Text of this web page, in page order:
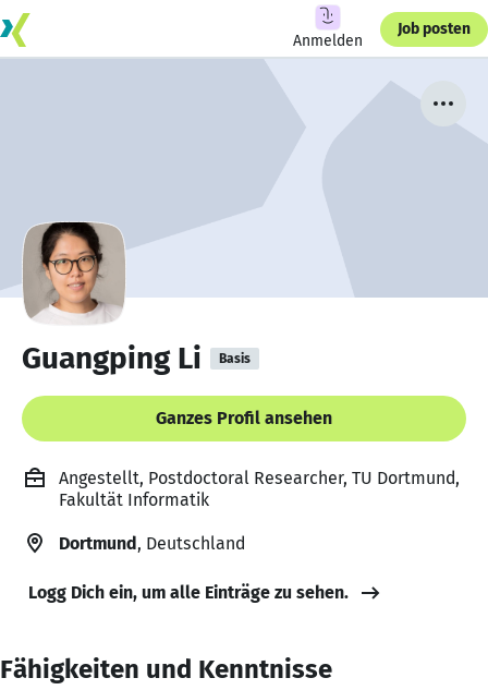
Anmelden
Job posten
Guangping Li Basis
Ganzes Profil ansehen
Angestellt, Postdoctoral Researcher, TU Dortmund,
Fakultät Informatik
Dortmund, Deutschland
Logg Dich ein, um alle Einträge zu sehen.
Fähigkeiten und Kenntnisse